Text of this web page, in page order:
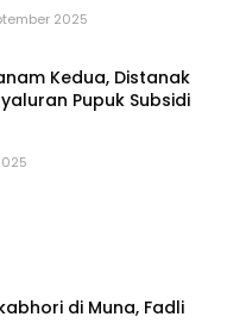
2025
Kedua, Distanak
Pupuk Subsidi
di Muna, Fadli